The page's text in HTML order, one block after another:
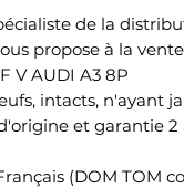
de la
propose à la
V AUDI A3 8P
intacts, n'ayant
et garantie 2
(DOM TOM